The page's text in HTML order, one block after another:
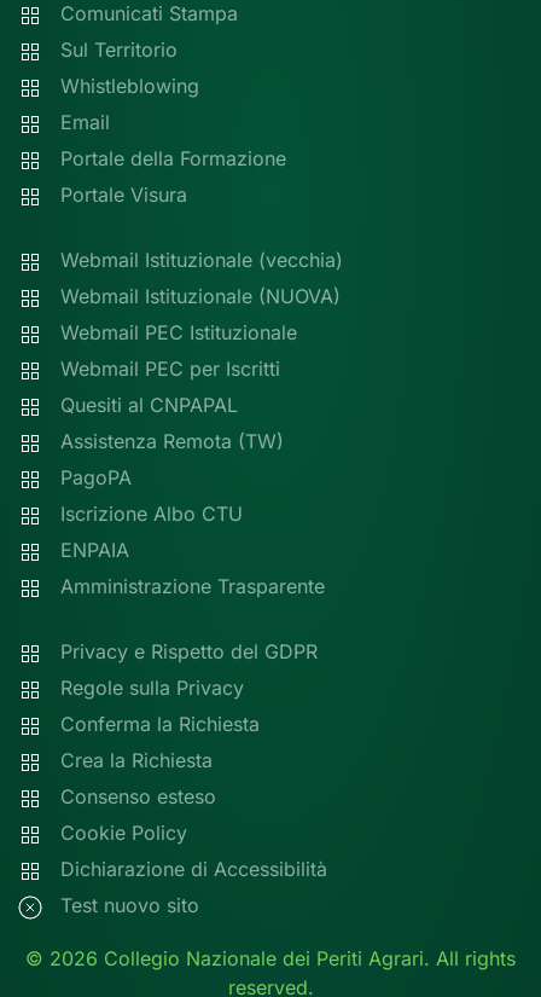
Comunicati Stampa
Sul Territorio
Whistleblowing
Email
Portale della Formazione
Portale Visura
Webmail Istituzionale (vecchia)
Webmail Istituzionale (NUOVA)
Webmail PEC Istituzionale
Webmail PEC per Iscritti
Quesiti al CNPAPAL
Assistenza Remota (TW)
PagoPA
Iscrizione Albo CTU
ENPAIA
Amministrazione Trasparente
Privacy e Rispetto del GDPR
Regole sulla Privacy
Conferma la Richiesta
Crea la Richiesta
Consenso esteso
Cookie Policy
Dichiarazione di Accessibilità
Test nuovo sito
© 2026 Collegio Nazionale dei Periti Agrari. All rights
reserved.